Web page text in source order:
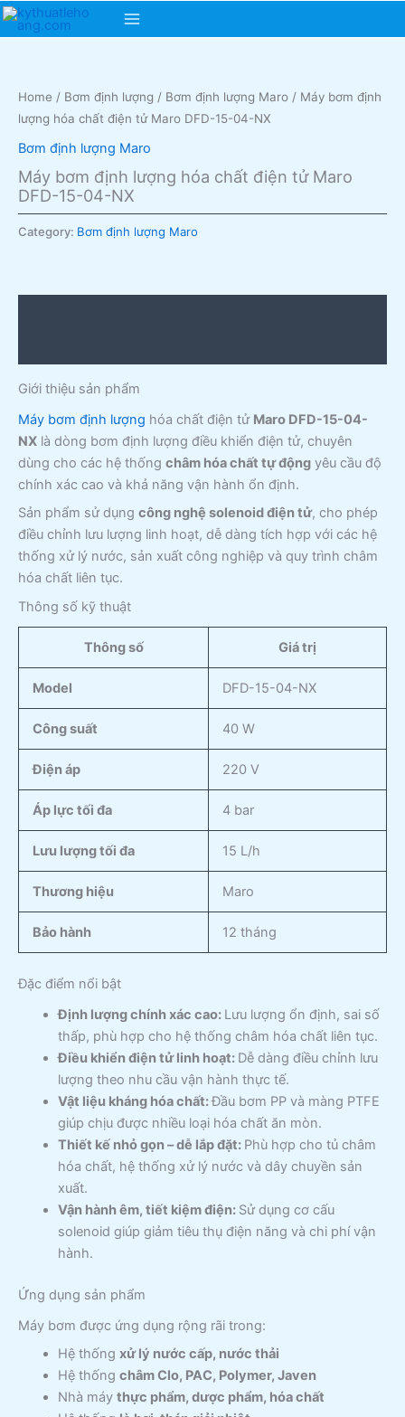
Skip
Main
Home / Bơm định lượng / Bơm định lượng Maro / Máy bơm định
lượng hóa chất điện tử Maro DFD-15-04-NX
Bơm định lượng Maro
Máy bơm định lượng hóa chất điện tử Maro
DFD-15-04-NX
Category: Bơm định lượng Maro
Giới thiệu sản phẩm
Máy bơm định lượng hóa chất điện tử Maro DFD-15-04-
NX là dòng bơm định lượng điều khiển điện tử, chuyên
dùng cho các hệ thống châm hóa chất tự động yêu cầu độ
chính xác cao và khả năng vận hành ổn định.
Sản phẩm sử dụng công nghệ solenoid điện tử, cho phép
điều chỉnh lưu lượng linh hoạt, dễ dàng tích hợp với các hệ
thống xử lý nước, sản xuất công nghiệp và quy trình châm
hóa chất liên tục.
Thông số kỹ thuật
Thông số Giá trị
Model DFD-15-04-NX
Công suất 40 W
Điện áp 220 V
Áp lực tối đa 4 bar
Lưu lượng tối đa 15 L/h
Thương hiệu Maro
Bảo hành 12 tháng
Đặc điểm nổi bật
Định lượng chính xác cao: Lưu lượng ổn định, sai số
thấp, phù hợp cho hệ thống châm hóa chất liên tục.
Điều khiển điện tử linh hoạt: Dễ dàng điều chỉnh lưu
lượng theo nhu cầu vận hành thực tế.
Vật liệu kháng hóa chất:Đầu bơm PP và màng PTFE
giúp chịu được nhiều loại hóa chất ăn mòn.
Thiết kế nhỏ gọn – dễ lắp đặt: Phù hợp cho tủ châm
hóa chất, hệ thống xử lý nước và dây chuyền sản
xuất.
Vận hành êm, tiết kiệm điện: Sử dụng cơ cấu
solenoid giúp giảm tiêu thụ điện năng và chi phí vận
hành.
Ứng dụng sản phẩm
Máy bơm được ứng dụng rộng rãi trong:
Hệ thống xử lý nước cấp, nước thải
Hệ thống châm Clo, PAC, Polymer, Javen
Nhà máy thực phẩm, dược phẩm, hóa chất